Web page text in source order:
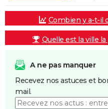
Combien y a-t-il
Quelle est la ville
A ne pas manquer
Recevez nos astuces et
mail.